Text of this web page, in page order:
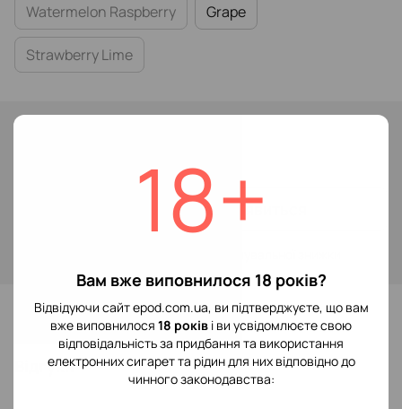
18+
Вам вже виповнилося 18 років?
Відвідуючи сайт epod.com.ua, ви підтверджуєте, що вам
вже виповнилося 18 років і ви усвідомлюєте свою
відповідальність за придбання та використання
електронних сигарет та рідин для них відповідно до
чинного законодавства:
Watermelon Raspberry Grape
Strawberry Lime
Немає в наявності
Повідомити, коли з'явиться
До обраного
Відгуки